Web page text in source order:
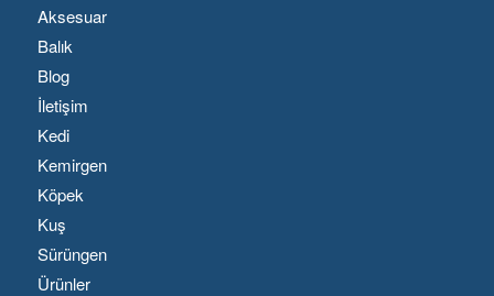
Aksesuar
Balık
Blog
İletişim
Kedi
Kemirgen
Köpek
Kuş
Sürüngen
Ürünler